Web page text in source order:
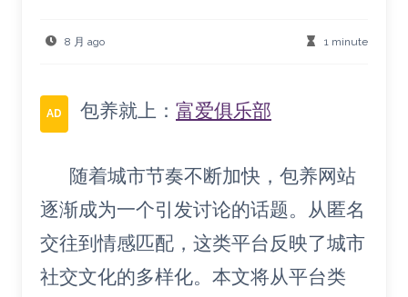
8 月 ago 1 minute
AD 包养就上： 富爱俱乐部
随着城市节奏不断加快，包养网站
逐渐成为一个引发讨论的话题。从匿名
交往到情感匹配，这类平台反映了城市
社交文化的多样化。本文将从平台类